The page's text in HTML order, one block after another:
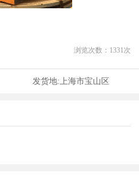
浏览次数： 1331次
发货地: 上海市宝山区